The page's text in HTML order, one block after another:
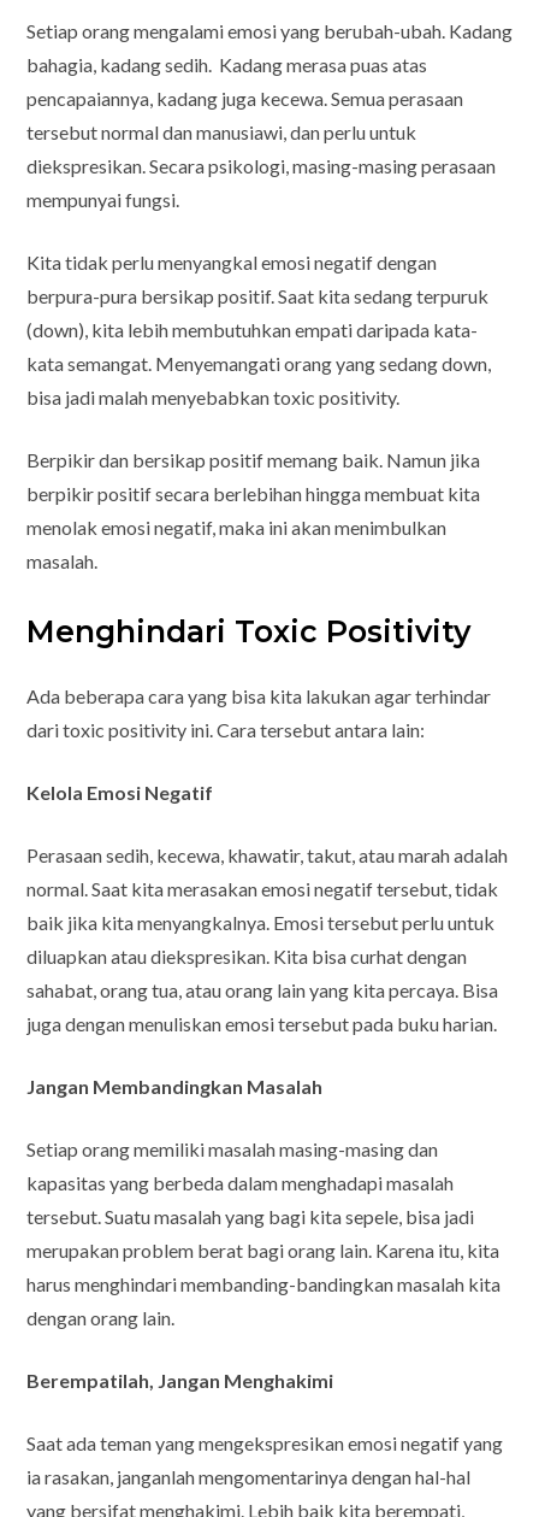
Setiap orang mengalami emosi yang berubah-ubah. Kadang
bahagia, kadang sedih. Kadang merasa puas atas
pencapaiannya, kadang juga kecewa. Semua perasaan
tersebut normal dan manusiawi, dan perlu untuk
diekspresikan. Secara psikologi, masing-masing perasaan
mempunyai fungsi.
Kita tidak perlu menyangkal emosi negatif dengan
berpura-pura bersikap positif. Saat kita sedang terpuruk
(down), kita lebih membutuhkan empati daripada kata-
kata semangat. Menyemangati orang yang sedang down,
bisa jadi malah menyebabkan toxic positivity.
Berpikir dan bersikap positif memang baik. Namun jika
berpikir positif secara berlebihan hingga membuat kita
menolak emosi negatif, maka ini akan menimbulkan
masalah.
Menghindari Toxic Positivity
Ada beberapa cara yang bisa kita lakukan agar terhindar
dari toxic positivity ini. Cara tersebut antara lain:
Kelola Emosi Negatif
Perasaan sedih, kecewa, khawatir, takut, atau marah adalah
normal. Saat kita merasakan emosi negatif tersebut, tidak
baik jika kita menyangkalnya. Emosi tersebut perlu untuk
diluapkan atau diekspresikan. Kita bisa curhat dengan
sahabat, orang tua, atau orang lain yang kita percaya. Bisa
juga dengan menuliskan emosi tersebut pada buku harian.
Jangan Membandingkan Masalah
Setiap orang memiliki masalah masing-masing dan
kapasitas yang berbeda dalam menghadapi masalah
tersebut. Suatu masalah yang bagi kita sepele, bisa jadi
merupakan problem berat bagi orang lain. Karena itu, kita
harus menghindari membanding-bandingkan masalah kita
dengan orang lain.
Berempatilah, Jangan Menghakimi
Saat ada teman yang mengekspresikan emosi negatif yang
ia rasakan, janganlah mengomentarinya dengan hal-hal
yang bersifat menghakimi. Lebih baik kita berempati,